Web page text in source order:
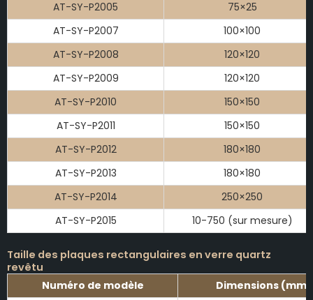
AT-SY-P2005
75×25
AT-SY-P2007
100×100
AT-SY-P2008
120×120
AT-SY-P2009
120×120
AT-SY-P2010
150×150
AT-SY-P2011
150×150
AT-SY-P2012
180×180
AT-SY-P2013
180×180
AT-SY-P2014
250×250
AT-SY-P2015
10-750 (sur mesure)
Taille des plaques rectangulaires en verre quartz
revêtu
Numéro de modèle
Dimensions (mm)